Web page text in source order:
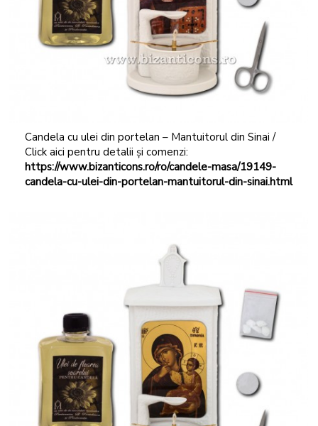
Candela cu ulei din portelan – Mantuitorul din Sinai /
Click aici pentru detalii și comenzi:
https://www.bizanticons.ro/ro/candele-masa/19149-
candela-cu-ulei-din-portelan-mantuitorul-din-sinai.html